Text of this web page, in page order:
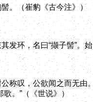
（崔豹《古今注》）
环，名曰“撷子髻”。始
叹，公欲闻之而无由
。”（《世说》）